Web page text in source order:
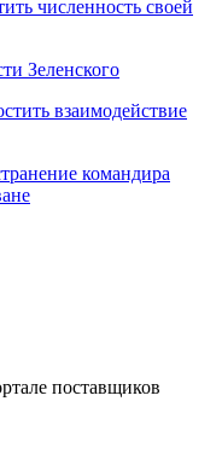
численность своей
Зеленского
взаимодействие
командира
поставщиков